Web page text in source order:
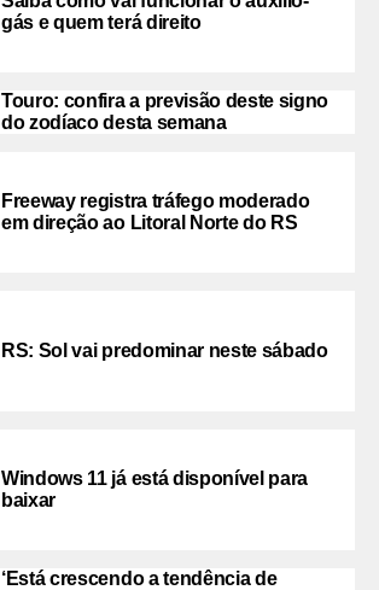
gás e quem terá direito
Touro: confira a previsão deste signo
do zodíaco desta semana
Freeway registra tráfego moderado
em direção ao Litoral Norte do RS
RS: Sol vai predominar neste sábado
Windows 11 já está disponível para
baixar
‘Está crescendo a tendência de